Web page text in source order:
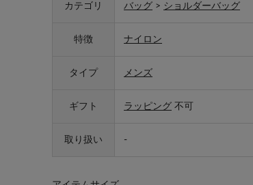
カテゴリ バッグ > ショルダーバッグ
特徴 ナイロン
タイプ メンズ
ギフト ラッピング 不可
取り扱い -